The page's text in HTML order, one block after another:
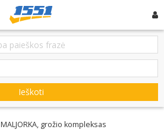
Ieškoti
MALJORKA, grožio kompleksas